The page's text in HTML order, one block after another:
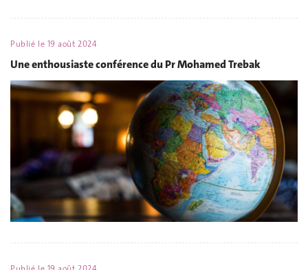
Publié le 19 août 2024
Une enthousiaste conférence du Pr Mohamed Trebak